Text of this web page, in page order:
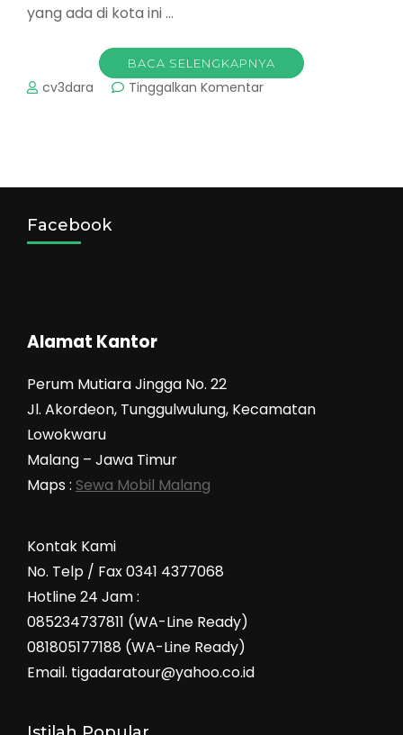
yang ada di kota ini …
BACA SELENGKAPNYA
cv3dara Tinggalkan Komentarpada
Facebook
Alamat Kantor
Perum Mutiara Jingga No. 22
Jl. Akordeon, Tunggulwulung, Kecamatan
Lowokwaru
Malang – Jawa Timur
Maps : Sewa Mobil Malang
Kontak Kami
No. Telp / Fax 0341 4377068
Hotline 24 Jam :
085234737811 (WA-Line Ready)
081805177188 (WA-Line Ready)
Email. tigadaratour@yahoo.co.id